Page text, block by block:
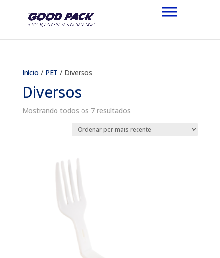
Início / PET / Diversos
Diversos
Mostrando todos os 7 resultadosClassificado
mais